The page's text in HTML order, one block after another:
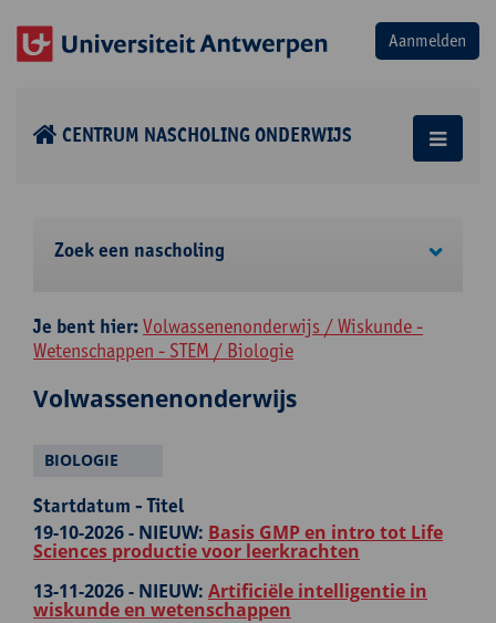
CENTRUM NASCHOLING ONDERWIJS
Zoek een nascholing
Je bent hier:Volwassenenonderwijs / Wiskunde -
Wetenschappen - STEM / Biologie
Volwassenenonderwijs
BIOLOGIE
Startdatum - Titel
19-10-2026 - NIEUW: Basis GMP en intro tot Life
Sciences productie voor leerkrachten
13-11-2026 - NIEUW: Artificiële intelligentie in
wiskunde en wetenschappen